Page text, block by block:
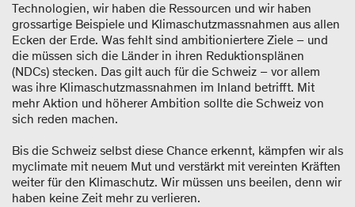
Technologien, wir haben die Ressourcen und wir haben
grossartige Beispiele und Klimaschutzmassnahmen aus allen
Ecken der Erde. Was fehlt sind ambitioniertere Ziele – und
die müssen sich die Länder in ihren Reduktionsplänen
(NDCs) stecken. Das gilt auch für die Schweiz – vor allem
was ihre Klimaschutzmassnahmen im Inland betrifft. Mit
mehr Aktion und höherer Ambition sollte die Schweiz von
sich reden machen.
Bis die Schweiz selbst diese Chance erkennt, kämpfen wir als
myclimate mit neuem Mut und verstärkt mit vereinten Kräften
weiter für den Klimaschutz. Wir müssen uns beeilen, denn wir
haben keine Zeit mehr zu verlieren.